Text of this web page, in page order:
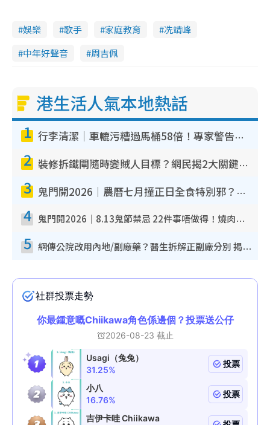
娛樂 歌手 家庭教育
冼靖峰
中年好聲音
周吉佩
港生活人氣本地熱話
1 行李清潔｜車轆污糟過馬桶58倍！專家警告忌用酒精抹 教1招免污手除菌
2 裝修拆鐵閘隨時變賊人目標？網民揭2大關鍵用途：裝新式等於白裝？附新舊鐵閘分別
3 鬼門開2026｜農曆七月撞正日全食特別邪？專家警告切忌做一事！揭4大禁忌+2招保平安
4 鬼門開2026｜8.13鬼節禁忌 22件事唔做得！燒肉、刺身要少食？半夜勿吹口哨/打呢個電話
5 網傳公院改用內地/副廠藥？醫生拆解正副廠分別 揭4類人換藥隨時出事